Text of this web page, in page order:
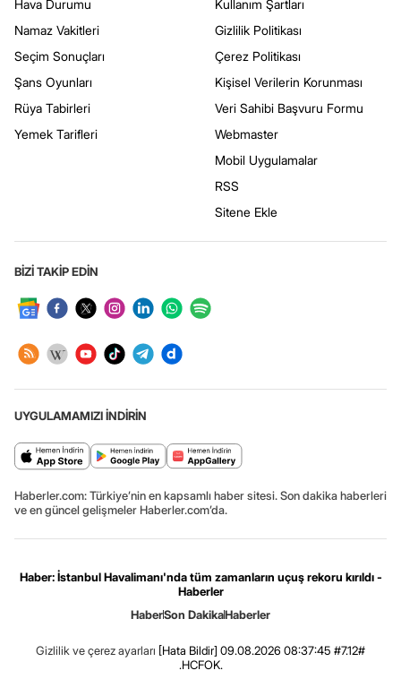
Hava Durumu
Namaz Vakitleri
Seçim Sonuçları
Şans Oyunları
Rüya Tabirleri
Yemek Tarifleri
Kullanım Şartları
Gizlilik Politikası
Çerez Politikası
Kişisel Verilerin Korunması
Veri Sahibi Başvuru Formu
Webmaster
Mobil Uygulamalar
RSS
Sitene Ekle
BİZİ TAKİP EDİN
UYGULAMAMIZI İNDİRİN
Haberler.com: Türkiye’nin en kapsamlı haber sitesi. Son dakika haberleri
ve en güncel gelişmeler Haberler.com’da.
Haber: İstanbul Havalimanı'nda tüm zamanların uçuş rekoru kırıldı -
Haberler
HaberSon DakikaHaberler
Gizlilik ve çerez ayarları [Hata Bildir] 09.08.2026 08:37:45 #7.12#
.HCFOK.